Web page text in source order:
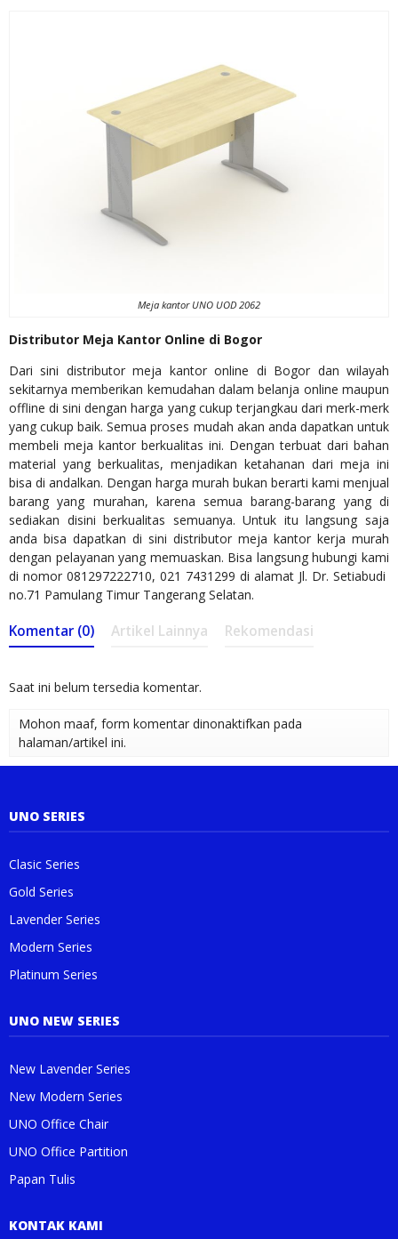
Meja kantor UNO UOD 2062
Distributor Meja Kantor Online di Bogor
Dari sini distributor meja kantor online di Bogor dan wilayah
sekitarnya memberikan kemudahan dalam belanja online maupun
offline di sini dengan harga yang cukup terjangkau dari merk-merk
yang cukup baik. Semua proses mudah akan anda dapatkan untuk
membeli meja kantor berkualitas ini. Dengan terbuat dari bahan
material yang berkualitas, menjadikan ketahanan dari meja ini
bisa di andalkan. Dengan harga murah bukan berarti kami menjual
barang yang murahan, karena semua barang-barang yang di
sediakan disini berkualitas semuanya. Untuk itu langsung saja
anda bisa dapatkan di sini distributor meja kantor kerja murah
dengan pelayanan yang memuaskan. Bisa langsung hubungi kami
di nomor 081297222710, 021 7431299 di alamat Jl. Dr. Setiabudi
no.71 Pamulang Timur Tangerang Selatan.
Komentar (0) Artikel Lainnya Rekomendasi
Saat ini belum tersedia komentar.
Mohon maaf, form komentar dinonaktifkan pada
halaman/artikel ini.
UNO SERIES
Clasic Series
Gold Series
Lavender Series
Modern Series
Platinum Series
UNO NEW SERIES
New Lavender Series
New Modern Series
UNO Office Chair
UNO Office Partition
Papan Tulis
KONTAK KAMI